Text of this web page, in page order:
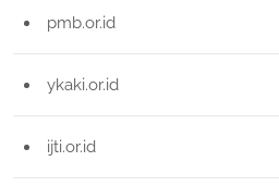
pmb.or.id
ykaki.or.id
ijti.or.id